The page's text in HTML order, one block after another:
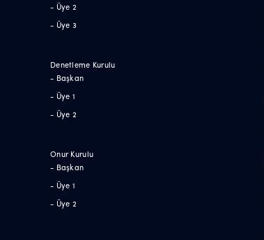
- Üye 2
- Üye 3
Denetleme Kurulu
- Başkan
- Üye 1
- Üye 2
Onur Kurulu
- Başkan
- Üye 1
- Üye 2